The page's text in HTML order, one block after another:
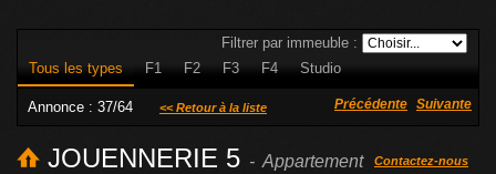
Filtrer par immeuble :
Tous les types
F1 F2 F3 F4 Studio
Annonce : 37/64 << Retour à la liste Précédente Suivante
Contactez-nous
JOUENNERIE 5 - Appartement